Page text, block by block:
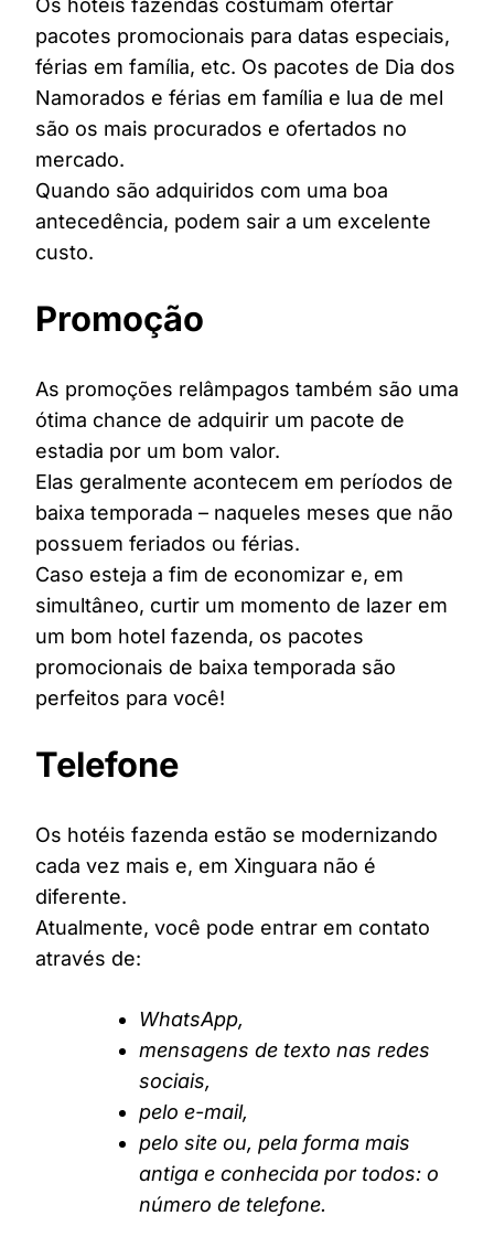
Os hotéis fazendas costumam ofertar
pacotes promocionais para datas especiais,
férias em família, etc. Os pacotes de Dia dos
Namorados e férias em família e lua de mel
são os mais procurados e ofertados no
mercado.
Quando são adquiridos com uma boa
antecedência, podem sair a um excelente
custo.
Promoção
As promoções relâmpagos também são uma
ótima chance de adquirir um pacote de
estadia por um bom valor.
Elas geralmente acontecem em períodos de
baixa temporada – naqueles meses que não
possuem feriados ou férias.
Caso esteja a fim de economizar e, em
simultâneo, curtir um momento de lazer em
um bom hotel fazenda, os pacotes
promocionais de baixa temporada são
perfeitos para você!
Telefone
Os hotéis fazenda estão se modernizando
cada vez mais e, em Xinguara não é
diferente.
Atualmente, você pode entrar em contato
através de:
WhatsApp,
mensagens de texto nas redes
sociais,
pelo e-mail,
pelo site ou, pela forma mais
antiga e conhecida por todos: o
número de telefone.